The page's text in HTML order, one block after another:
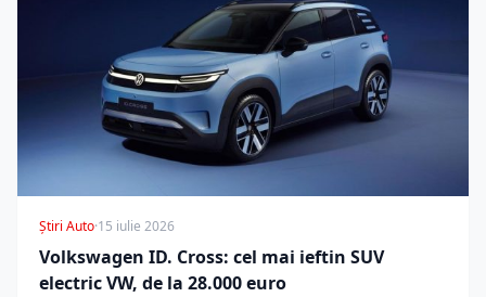
Știri Auto·15 iulie 2026
Volkswagen ID. Cross: cel mai ieftin SUV
electric VW, de la 28.000 euro